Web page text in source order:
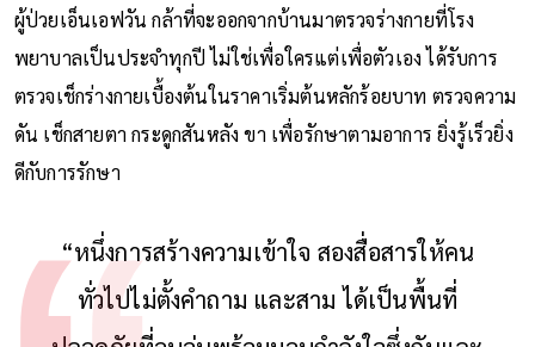
ผู้ป่วยเอ็นเอฟวัน กล้าที่จะออกจากบ้านมาตรวจร่างกายที่โรง
พยาบาลเป็นประจำทุกปี ไม่ใช่เพื่อใครแต่เพื่อตัวเอง ได้รับการ
ตรวจเช็กร่างกายเบื้องต้นในราคาเริ่มต้นหลักร้อยบาท ตรวจความ
ดัน เช็กสายตา กระดูกสันหลัง ขา เพื่อรักษาตามอาการ ยิ่งรู้เร็วยิ่ง
ดีกับการรักษา
“หนึ่งการสร้างความเข้าใจ สองสื่อสารให้คน
ทั่วไปไม่ตั้งคำถาม และสาม ได้เป็นพื้นที่